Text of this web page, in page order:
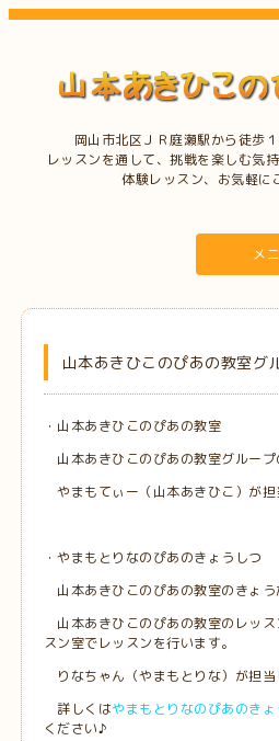
岡山市北区ＪＲ庭瀬駅から徒歩
レッスンを通して、挑戦を楽しむ気
体験レッスン、お気軽に
メ
山本あきひこのぴあの教室グ
・山本あきひこのぴあの教室
山本あきひこのぴあの教室グループ
やまもてぃー（山本あきひこ）が担
・やまもとりなのぴあのきょうしつ
山本あきひこのぴあの教室のきょう
山本あきひこのぴあの教室のレッ
スン室でレッスンを行います。
りなちゃん（やまもとりな）が担当
詳しくはやまもとりなのぴあのき
ください♪